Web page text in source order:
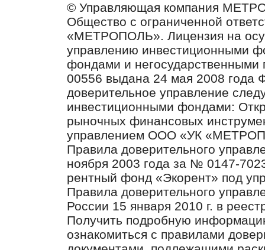
© Управляющая компания
Общество с ограниченной
«МЕТРОПОЛЬ». Лицензия на
управлению инвестиционными
фондами и
00556 выдана 24 мая 2008 года
доверительное управление
инвестиционными фондами:
рыночных финансовых
управлением ООО «УК
Правила доверительного
ноября 2003 года за № 0147-
рентный фонд «Экорент» под
Правила доверительного
России 15 января 2010 г. в
Получить подробную
ознакомиться с правилами